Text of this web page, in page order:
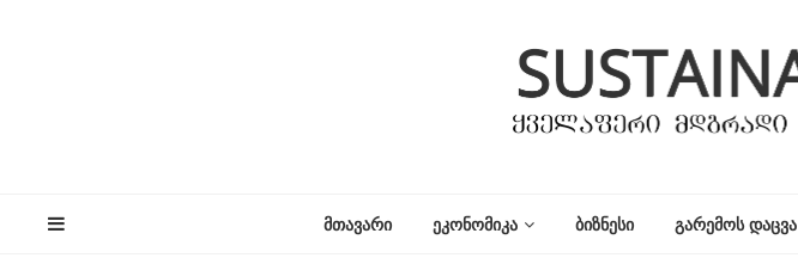
ᲛᲗᲐᲕᲐᲠᲘ ᲔᲙᲝᲜᲝᲛᲘᲙᲐ ᲑᲘᲖᲜᲔᲡᲘ ᲒᲐᲠᲔᲛᲝᲡ ᲓᲐᲪᲕᲐ